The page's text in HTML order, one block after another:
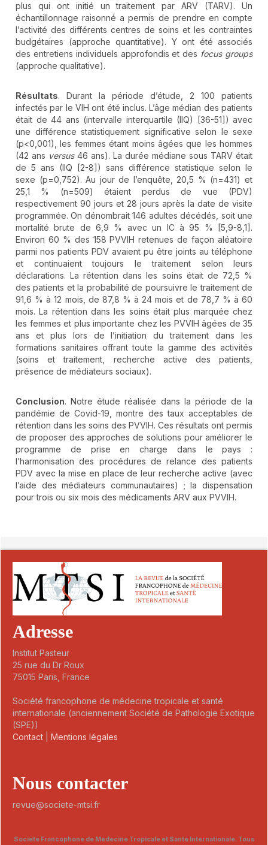
plus qui ont initié un traitement par ARV (TARV). Un
échantillonnage raisonné a permis de prendre en compte
l’activité des différents centres de soins et les contraintes
budgétaires (approche quantitative). Y ont été associés
des entretiens individuels approfondis et des focus groups
(approche qualitative).
Résultats. Durant la période d’étude, 2 100 patients
infectés par le VIH ont été inclus. L’âge médian des patients
était de 44 ans (intervalle interquartile (IIQ) [36-51]) avec
une différence statistiquement significative selon le sexe
(p<0,001), les femmes étant moins âgées que les hommes
(42 ans versus46 ans). La durée médiane sous TARV était
de 5 ans (IIQ [2-8]) sans différence statistique selon le
sexe (p=0,752). Au jour de l’enquête, 20,5 % (n=431) et
25,1 % (n=509) étaient perdus de vue (PDV)
respectivement 90 jours et 28 jours après la date de visite
programmée. On dénombrait 146 adultes décédés, soit une
mortalité brute de 6,9 % avec un IC à 95 % [5,9-8,1].
Environ 60 % des 158 PVVIH retenues de façon aléatoire
parmi nos patients PDV avaient pu être joints au téléphone
et continuaient toujours le traitement selon leurs
déclarations. La rétention dans les soins était de 72,5 %
des patients et la probabilité de poursuivre le traitement de
91,6 % à 12 mois, de 87,8 % à 24 mois et de 78,7 % à 60
mois. La rétention dans les soins était plus marquée chez
les femmes et plus importante chez les PVVIH âgées de 35
ans et plus lors de l’initiation du traitement dans les
formations sanitaires offrant toute la gamme des activités
(soins et traitement, recherche active des patients,
présence de médiateurs sociaux).
Conclusion. Notre étude réalisée dans la période de la
pandémie de Covid-19, montre des taux acceptables de
rétention dans les soins des PVVIH. Ces résultats ont permis
de proposer des approches de solutions pour améliorer le
programme de prise en charge dans le pays :
l’harmonisation des procédures de relance des patients
PDV avec la mise en place de leur recherche active (avec
l’aide des médiateurs communautaires) ; la dispensation
pour trois ou six mois des médicaments ARV aux PVVIH.
Adresse
Institut Pasteur
25 rue du Dr Roux
75015 Paris, France
Société francophone de médecine tropicale et santé
internationale (anciennement Société de Pathologie Exotique
(SPE))
Contact
Mentions légales
Nous contacter
revue@societe-mtsi.fr
Société Francophone de Médecine Tropicale et Santé Internationale. Tous